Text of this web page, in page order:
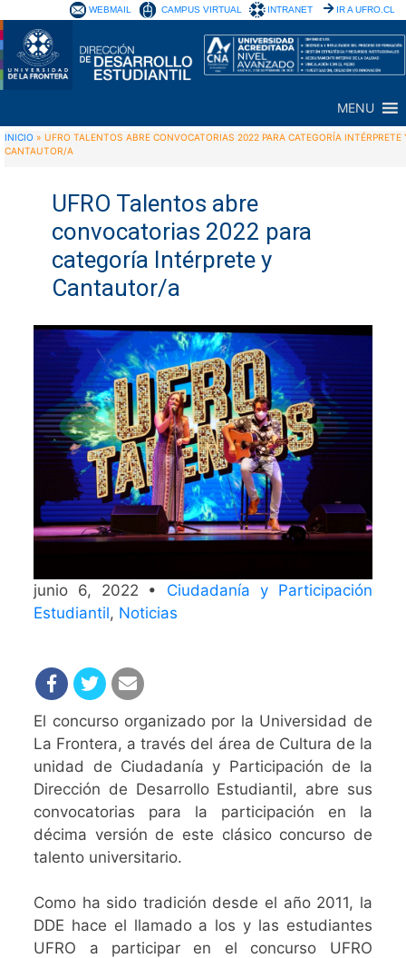
WEBMAIL CAMPUS VIRTUAL INTRANET IR A UFRO.CL
MENU
INICIO » UFRO TALENTOS ABRE CONVOCATORIAS 2022 PARA CATEGORÍA INTÉRPRETE
CANTAUTOR/A
UFRO Talentos abre
convocatorias 2022 para
categoría Intérprete y
Cantautor/a
junio 6, 2022 • Ciudadanía y Participación
Estudiantil, Noticias
El concurso organizado por la Universidad de
La Frontera, a través del área de Cultura de la
unidad de Ciudadanía y Participación de la
Dirección de Desarrollo Estudiantil, abre sus
convocatorias para la participación en la
décima versión de este clásico concurso de
talento universitario.
Como ha sido tradición desde el año 2011, la
DDE hace el llamado a los y las estudiantes
UFRO a participar en el concurso UFRO